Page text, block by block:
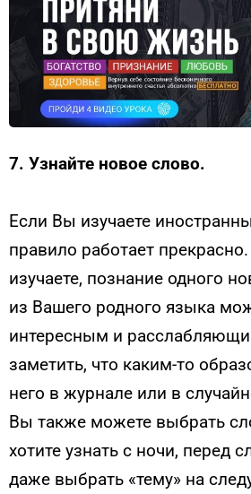
7. Узнайте новое слово.
Если Вы изучаете
правило работает
изучаете, познание одного
из Вашего родного языка
интересным и
заметить, что каким-то
него в журнале или в
Вы также можете выбрать
хотите узнать с ночи, перед
даже выбрать «тему» на